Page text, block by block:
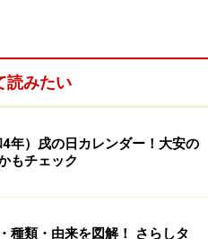
るようで、東京都の場合な
母さんが年々増えています
になった４月から入園させ
た４月から入園させる２年
お母さんも少なくないよう
読みたい
年）戌の日カレンダー！大安の
もチェック
種類・由来を図解！ さらしタ